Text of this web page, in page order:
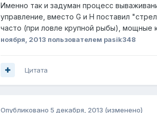
Именно так и задуман процесс
управление, вместо G и H поставил
часто (при ловле крупной рыбы), мощные
ноября, 2013 пользователем pasik348
Цитата
Опубликовано 5 декабря, 2013 (изменено)